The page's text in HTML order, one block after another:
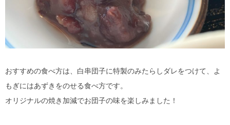
おすすめの食べ方は、白串団子に特製のみたらしダレをつけて、よ
もぎにはあずきをのせる食べ方です。
オリジナルの焼き加減でお団子の味を楽しみました！